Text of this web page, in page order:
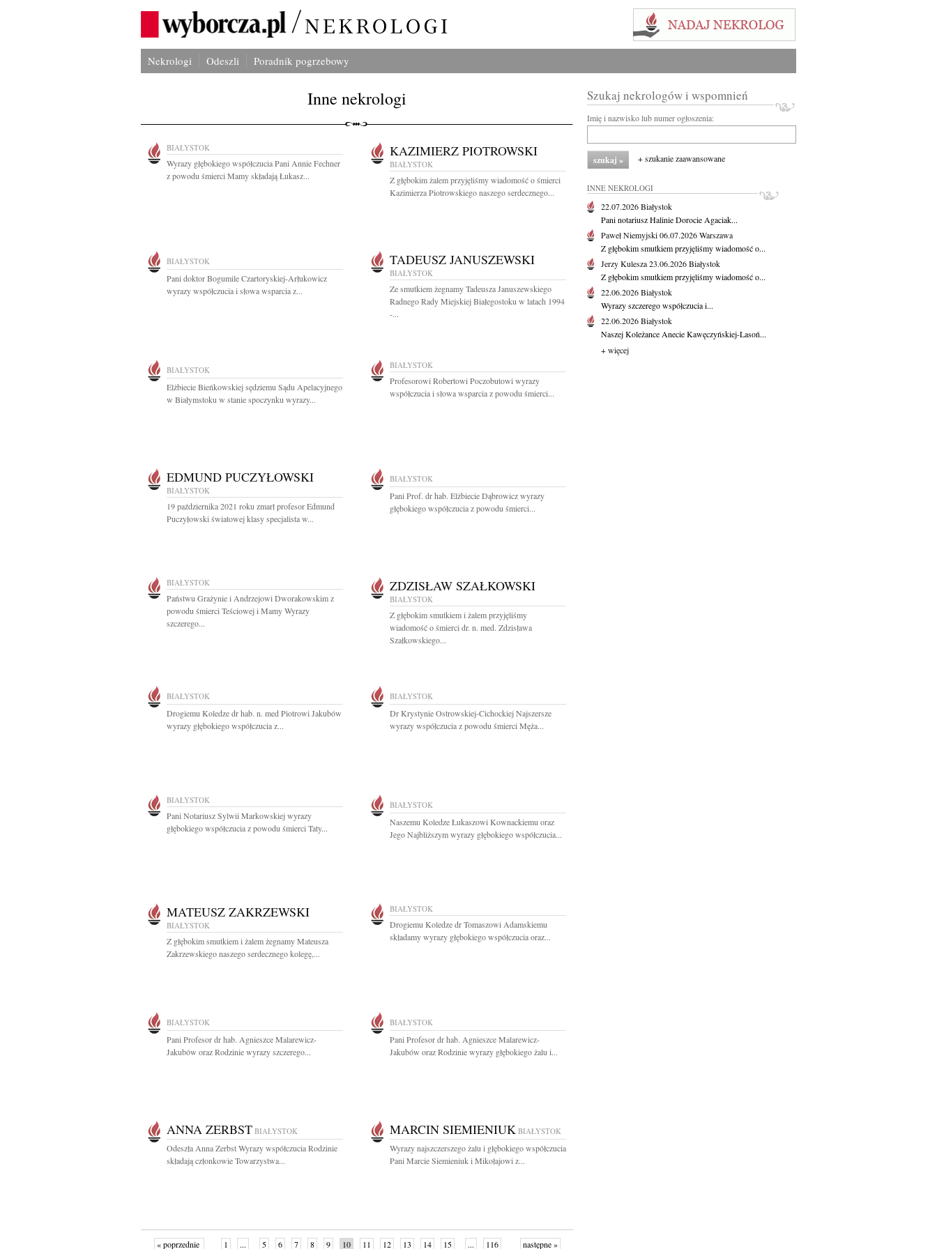
Nekrologi Odeszli Poradnik pogrzebowy
Inne nekrologi
BIAŁYSTOK
Wyrazy głębokiego współczucia Pani Annie Fechner
z powodu śmierci Mamy składają Łukasz...
KAZIMIERZ PIOTROWSKI
BIAŁYSTOK
Z głębokim żalem przyjęliśmy wiadomość o śmierci
Kazimierza Piotrowskiego naszego serdecznego...
BIAŁYSTOK
Pani doktor Bogumile Czartoryskiej-Arłukowicz
wyrazy współczucia i słowa wsparcia z...
TADEUSZ JANUSZEWSKI
BIAŁYSTOK
Ze smutkiem żegnamy Tadeusza Januszewskiego
Radnego Rady Miejskiej Białegostoku w latach 1994
-...
BIAŁYSTOK
Elżbiecie Bieńkowskiej sędziemu Sądu Apelacyjnego
w Białymstoku w stanie spoczynku wyrazy...
BIAŁYSTOK
Profesorowi Robertowi Poczobutowi wyrazy
współczucia i słowa wsparcia z powodu śmierci...
EDMUND PUCZYŁOWSKI
BIAŁYSTOK
19 października 2021 roku zmarł profesor Edmund
Puczyłowski światowej klasy specjalista w...
BIAŁYSTOK
Pani Prof. dr hab. Elżbiecie Dąbrowicz wyrazy
głębokiego współczucia z powodu śmierci...
BIAŁYSTOK
Państwu Grażynie i Andrzejowi Dworakowskim z
powodu śmierci Teściowej i Mamy Wyrazy
szczerego...
ZDZISŁAW SZAŁKOWSKI
BIAŁYSTOK
Z głębokim smutkiem i żalem przyjęliśmy
wiadomość o śmierci dr. n. med. Zdzisława
Szałkowskiego...
BIAŁYSTOK
Drogiemu Koledze dr hab. n. med Piotrowi Jakubów
wyrazy głębokiego współczucia z...
BIAŁYSTOK
Dr Krystynie Ostrowskiej-Cichockiej Najszersze
wyrazy współczucia z powodu śmierci Męża...
BIAŁYSTOK
Pani Notariusz Sylwii Markowskiej wyrazy
głębokiego współczucia z powodu śmierci Taty...
BIAŁYSTOK
Naszemu Koledze Łukaszowi Kownackiemu oraz
Jego Najbliższym wyrazy głębokiego współczucia...
MATEUSZ ZAKRZEWSKI
BIAŁYSTOK
Z głębokim smutkiem i żalem żegnamy Mateusza
Zakrzewskiego naszego serdecznego kolegę,...
BIAŁYSTOK
Drogiemu Koledze dr Tomaszowi Adamskiemu
składamy wyrazy głębokiego współczucia oraz...
BIAŁYSTOK
Pani Profesor dr hab. Agnieszce Malarewicz-
Jakubów oraz Rodzinie wyrazy szczerego...
BIAŁYSTOK
Pani Profesor dr hab. Agnieszce Malarewicz-
Jakubów oraz Rodzinie wyrazy głębokiego żalu i...
ANNA ZERBST BIAŁYSTOK
Odeszła Anna Zerbst Wyrazy współczucia Rodzinie
składają członkowie Towarzystwa...
MARCIN SIEMIENIUK BIAŁYSTOK
Wyrazy najszczerszego żalu i głębokiego współczucia
Pani Marcie Siemieniuk i Mikołajowi z...
« poprzednie 1 ... 5 6 7 8 9 10 11 12 13 14 15 ... 116 następne »
Szukaj nekrologów i wspomnień
Imię i nazwisko lub numer ogłoszenia:
+ szukanie zaawansowane
INNE NEKROLOGI
22.07.2026Białystok
Pani notariusz Halinie Dorocie Agaciak...
Paweł Niemyjski06.07.2026Warszawa
Z głębokim smutkiem przyjęliśmy wiadomość o...
Jerzy Kulesza23.06.2026Białystok
Z głębokim smutkiem przyjęliśmy wiadomość o...
22.06.2026Białystok
Wyrazy szczerego współczucia i...
22.06.2026Białystok
Naszej Koleżance Anecie Kawęczyńskiej-Lasoń...
+ więcej